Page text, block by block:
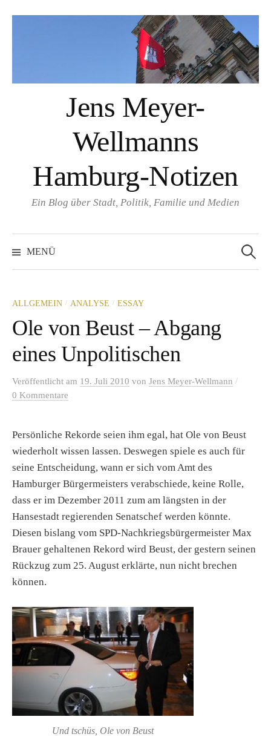
Jens Meyer-
Wellmanns
Hamburg-Notizen
Ein Blog über Stadt, Politik, Familie und Medien
MENÜ
nach:
ALLGEMEIN / ANALYSE / ESSAY
Ole von Beust – Abgang
eines Unpolitischen
Veröffentlicht am 19. Juli 2010 von Jens Meyer-Wellmann /
0 Kommentare
Persönliche Rekorde seien ihm egal, hat Ole von Beust
wiederholt wissen lassen. Deswegen spiele es auch für
seine Entscheidung, wann er sich vom Amt des
Hamburger Bürgermeisters verabschiede, keine Rolle,
dass er im Dezember 2011 zum am längsten in der
Hansestadt regierenden Senatschef werden könnte.
Diesen bislang vom SPD-Nachkriegsbürgermeister Max
Brauer gehaltenen Rekord wird Beust, der gestern seinen
Rückzug zum 25. August erklärte, nun nicht brechen
können.
Und tschüs, Ole von Beust